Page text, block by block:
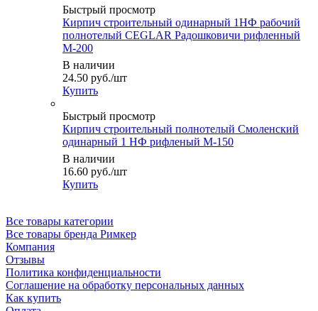
Быстрый просмотр
Кирпич строительный одинарный 1НФ рабочий
полнотелый CEGLAR Радошковичи рифленный
М-200
В наличии
24.50 руб./шт
Купить
Быстрый просмотр
Кирпич строительный полнотелый Смоленский
одинарный 1 НФ рифленый М-150
В наличии
16.60 руб./шт
Купить
Все товары категории
Все товары бренда Римкер
Компания
Отзывы
Политика конфиденциальности
Соглашение на обработку персональных данных
Как купить